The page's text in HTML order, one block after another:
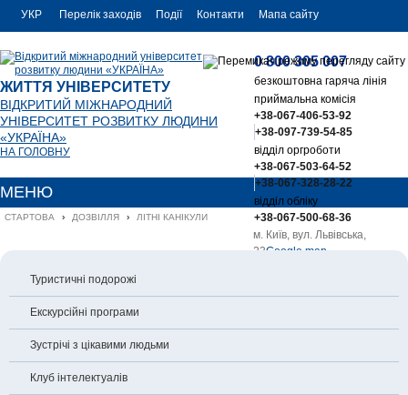
УКР
ENG
Перелік заходів Події Контакти Мапа сайту
ЖИТТЯ УНІВЕРСИТЕТУ
ВІДКРИТИЙ МІЖНАРОДНИЙ
УНІВЕРСИТЕТ РОЗВИТКУ ЛЮДИНИ
«УКРАЇНА»
НА ГОЛОВНУ
0 800 305 007
безкоштовна гаряча лінія
приймальна комісія
+38-067-406-53-92
+38-097-739-54-85
відділ оргроботи
+38-067-503-64-52
+38-067-328-28-22
відділ обліку
+38-067-500-68-36
м. Київ, вул. Львівська,
23Google map
МЕНЮ
СТАРТОВА › ДОЗВІЛЛЯ › ЛІТНІ КАНІКУЛИ
Туристичні подорожі
Екскурсійні програми
Зустрічі з цікавими людьми
Клуб інтелектуалів